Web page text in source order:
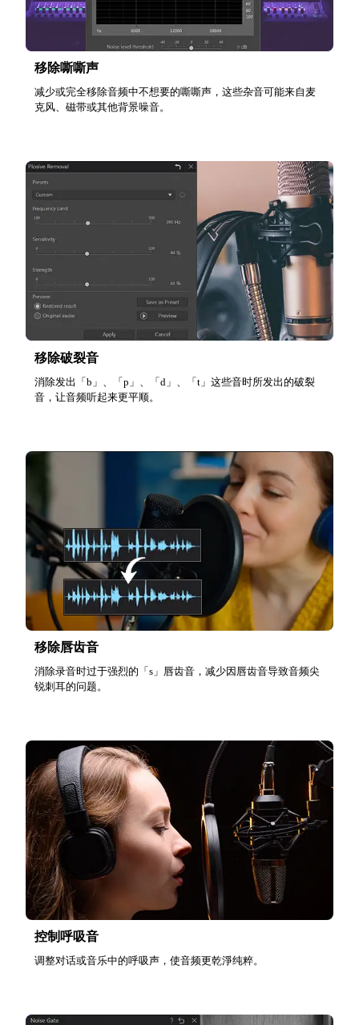
移除嘶嘶声
减少或完全移除音频中不想要的嘶嘶声，这些杂音可能来自麦
克风、磁带或其他背景噪音。
移除破裂音
消除发出「b」、「p」、「d」、「t」这些音时所发出的破裂
音，让音频听起来更平顺。
移除唇齿音
消除录音时过于强烈的「s」唇齿音，减少因唇齿音导致音频尖
锐刺耳的问题。
控制呼吸音
调整对话或音乐中的呼吸声，使音频更乾淨纯粹。